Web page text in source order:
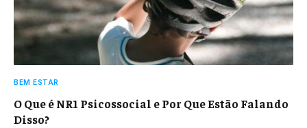
BEM ESTAR
O Que é NR1 Psicossocial e Por Que Estão Falando
Disso?